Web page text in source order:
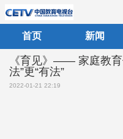
首页 新闻
《育见》—— 家庭教
法”更“有法”
2022-01-21 22:19